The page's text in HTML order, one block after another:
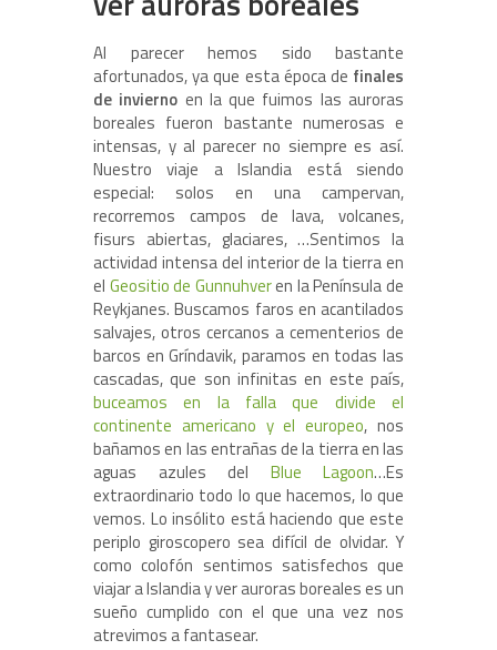
Al parecer hemos sido bastante
afortunados, ya que esta época de finales
de invierno en la que fuimos las auroras
boreales fueron bastante numerosas e
intensas, y al parecer no siempre es así.
Nuestro viaje a Islandia está siendo
especial: solos en una campervan,
recorremos campos de lava, volcanes,
fisurs abiertas, glaciares, …Sentimos la
actividad intensa del interior de la tierra en
el Geositio de Gunnuhveren la Península de
Reykjanes. Buscamos faros en acantilados
salvajes, otros cercanos a cementerios de
barcos en Gríndavik, paramos en todas las
cascadas, que son infinitas en este país,
buceamos en la falla que divide el
continente americano y el europeo, nos
bañamos en las entrañas de la tierra en las
aguas azules del Blue Lagoon…Es
extraordinario todo lo que hacemos, lo que
vemos. Lo insólito está haciendo que este
periplo giroscopero sea difícil de olvidar. Y
como colofón sentimos satisfechos que
viajar a Islandia y ver auroras boreales es un
sueño cumplido con el que una vez nos
atrevimos a fantasear.